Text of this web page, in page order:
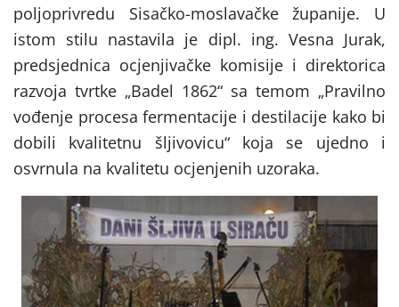
poljoprivredu Sisačko-moslavačke županije. U
istom stilu nastavila je dipl. ing. Vesna Jurak,
predsjednica ocjenjivačke komisije i direktorica
razvoja tvrtke „Badel 1862“ sa temom „Pravilno
vođenje procesa fermentacije i destilacije kako bi
dobili kvalitetnu šljivovicu“ koja se ujedno i
osvrnula na kvalitetu ocjenjenih uzoraka.